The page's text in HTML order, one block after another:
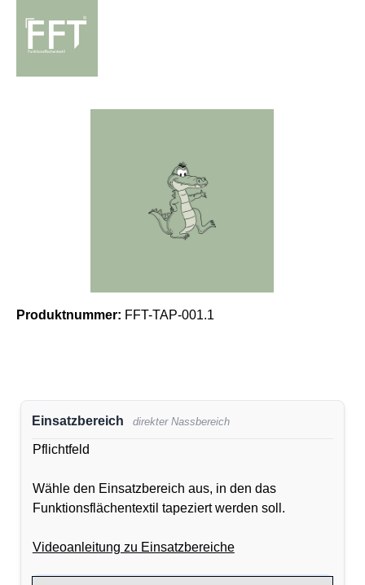
Produktnummer: FFT-TAP-001.1
Einsatzbereich direkter Nassbereich
Pflichtfeld
Wähle den Einsatzbereich aus, in den das
Funktionsflächentextil tapeziert werden soll.
Videoanleitung zu Einsatzbereiche